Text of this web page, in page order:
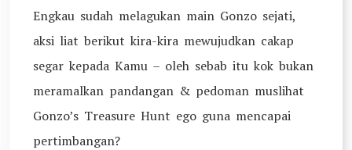
Engkau sudah melagukan main Gonzo sejati,
aksi liat berikut kira-kira mewujudkan cakap
segar kepada Kamu – oleh sebab itu kok bukan
meramalkan pandangan & pedoman muslihat
Gonzo’s Treasure Hunt ego guna mencapai
pertimbangan?